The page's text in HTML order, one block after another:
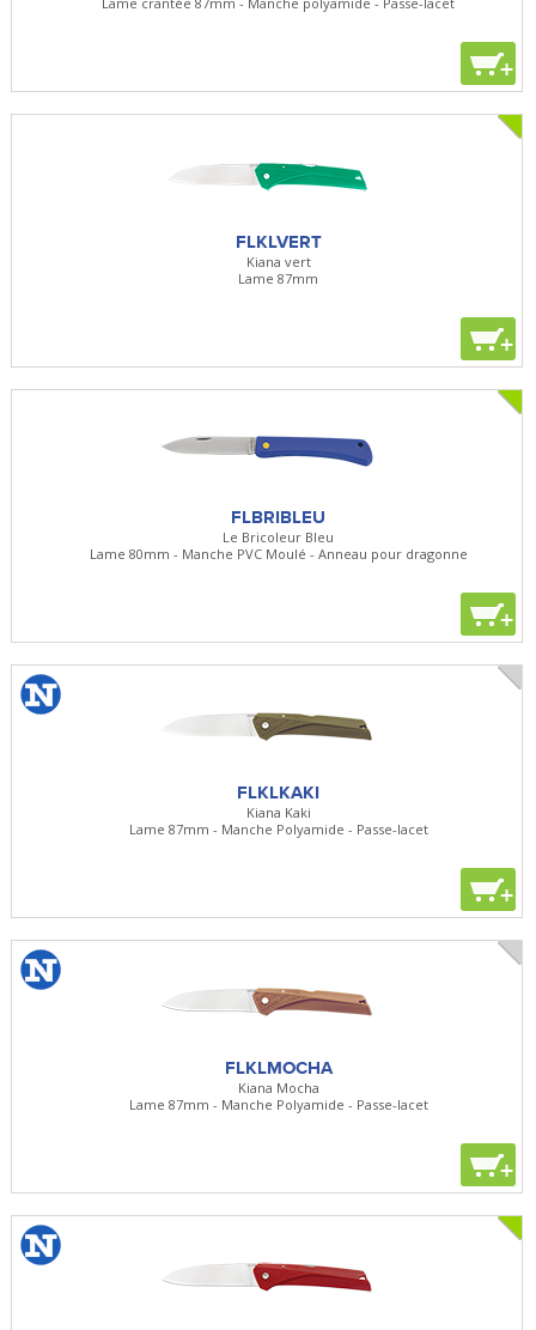
+
FLKLVERT
Kiana vert
Lame 87mm
+
FLBRIBLEU
Le Bricoleur Bleu
Lame 80mm - Manche PVC Moulé - Anneau pour dragonne
+
FLKLKAKI
Kiana Kaki
Lame 87mm - Manche Polyamide - Passe-lacet
+
FLKLMOCHA
Kiana Mocha
Lame 87mm - Manche Polyamide - Passe-lacet
+